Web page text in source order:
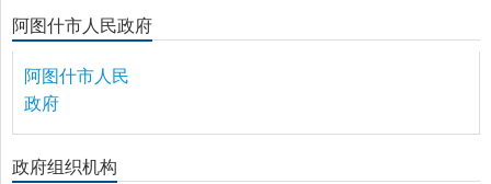
阿图什市人民政府
阿图什市人民
政府
政府组织机构